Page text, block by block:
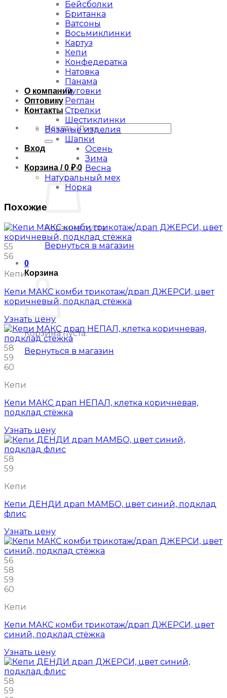
О компании
Оптовику
Контакты
Искать:
Вход
Корзина /0 ₽ 0
Корзина пуста.
Вернуться в магазин
0
Корзина
Корзина пуста.
Вернуться в магазин
Бейсболки
Британка
Ватсоны
Восьмиклинки
Картуз
Кепи
Конфедератка
Натовка
Панама
Пуговки
Реглан
Стрелки
Шестиклинки
Вязаные изделия
Шапки
Осень
Зима
Весна
Натуральный мех
Норка
Похожие
55
56
Кепи
Кепи МАКС комби трикотаж/драп ДЖЕРСИ, цвет
коричневый, подклад стёжка
Узнать цену
58
59
60
Кепи
Кепи МАКС драп НЕПАЛ, клетка коричневая,
подклад стёжка
Узнать цену
58
59
Кепи
Кепи ДЕНДИ драп МАМБО, цвет синий, подклад
флис
Узнать цену
56
58
59
60
Кепи
Кепи МАКС комби трикотаж/драп ДЖЕРСИ, цвет
синий, подклад стёжка
Узнать цену
58
59